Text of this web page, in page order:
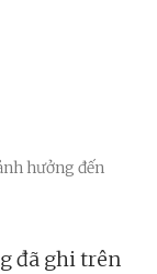
hưởng đến
đã ghi trên